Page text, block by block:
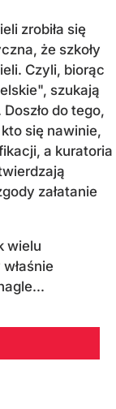
zrobiła się
że szkoły
Czyli, biorąc
szukają
do tego,
się nawinie,
a kuratoria
załatanie
wielu